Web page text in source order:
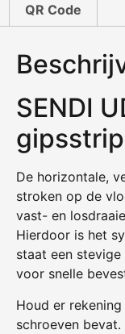
QR Code
SENDI
De horizontale,
stroken op de
vast- en
Hierdoor is het
staat een
voor snelle
Houd er
schroeven